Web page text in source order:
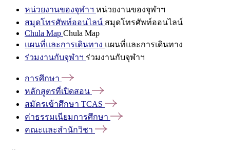
หน่วยงานของจุฬาฯ หน่วยงานของจุฬาฯ
สมุดโทรศัพท์ออนไลน์ สมุดโทรศัพท์ออนไลน์
Chula Map Chula Map
แผนที่และการเดินทาง แผนที่และการเดินทาง
ร่วมงานกับจุฬาฯ ร่วมงานกับจุฬาฯ
การศึกษา
หลักสูตรที่เปิดสอน
สมัครเข้าศึกษา TCAS
ค่าธรรมเนียมการศึกษา
คณะและสำนักวิชา